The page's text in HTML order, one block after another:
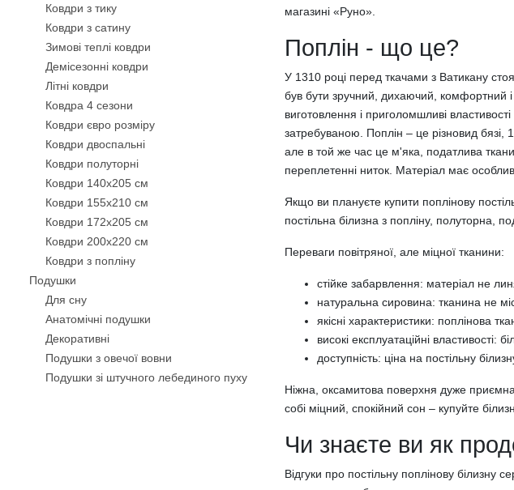
Ковдри з тику
Ковдри з сатину
Зимові теплі ковдри
Демісезонні ковдри
Літні ковдри
Ковдра 4 сезони
Ковдри євро розміру
Ковдри двоспальні
Ковдри полуторні
Ковдри 140х205 см
Ковдри 155х210 см
Ковдри 172х205 см
Ковдри 200х220 см
Ковдри з попліну
Подушки
Для сну
Анатомічні подушки
Декоративнi
Подушки з овечої вовни
Подушки зі штучного лебединого пуху
магазині «Руно».
Поплін - що це?
У 1310 році перед ткачами з Ватикану
був бути зручний, дихаючий, комфортний
виготовлення і приголомшливі
затребуваною. Поплін – це різновид бязі,
але в той же час це м'яка, податлива
переплетенні ниток. Матеріал має
Якщо ви плануєте купити поплінову
постільна білизна з попліну, полуторна,
Переваги повітряної, але міцної тканини:
стійке забарвлення: матеріал не
натуральна сировина: тканина не
якісні характеристики: поплінова
високі експлуатаційні властивості:
доступність: ціна на постільну
Ніжна, оксамитова поверхня дуже
собі міцний, спокійний сон – купуйте
Чи знаєте ви як
Відгуки про постільну поплінову білизну